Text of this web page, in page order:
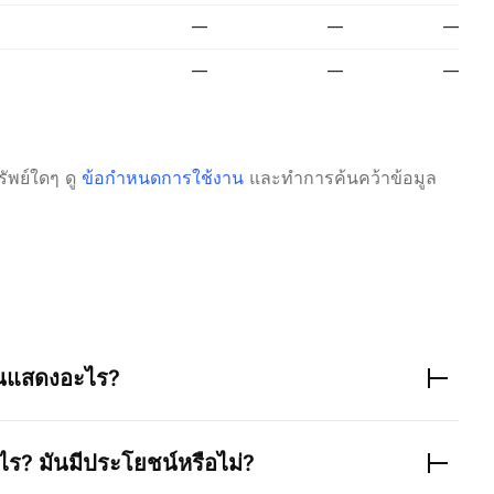
— — —
— — —
ย์ใดๆ ดู ข้อกำหนดการใช้งาน และทำการค้นคว้าข้อมูล
สดงอะไร?
? มันมีประโยชน์หรือไม่?